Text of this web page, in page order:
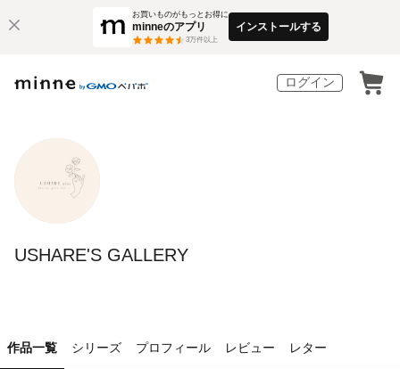
お買いものがもっとお得に
minneのアプリ
3万件以上
インストールする
ログイン
USHARE'S GALLERY
作品一覧 シリーズ プロフィール レビュー レター